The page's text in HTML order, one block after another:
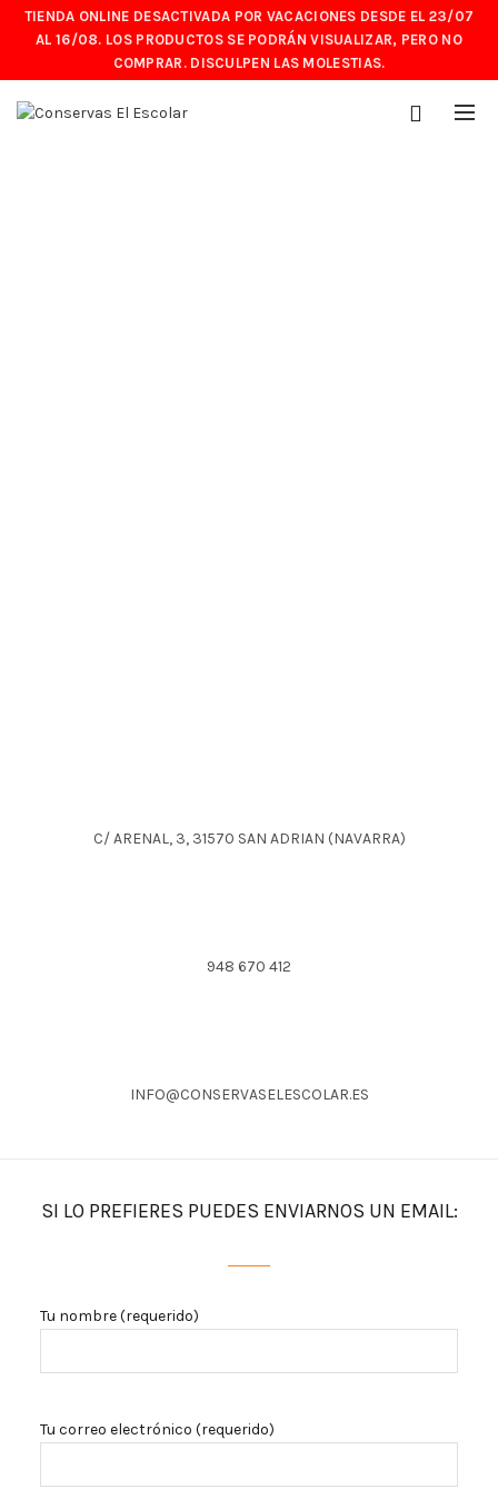
TIENDA ONLINE DESACTIVADA POR VACACIONES DESDE EL 23/07
AL 16/08. LOS PRODUCTOS SE PODRÁN VISUALIZAR, PERO NO
COMPRAR. DISCULPEN LAS MOLESTIAS.
C/ ARENAL, 3, 31570 SAN ADRIAN (NAVARRA)
948 670 412
INFO@CONSERVASELESCOLAR.ES
SI LO PREFIERES PUEDES ENVIARNOS UN EMAIL:
Tu nombre (requerido)
Tu correo electrónico (requerido)